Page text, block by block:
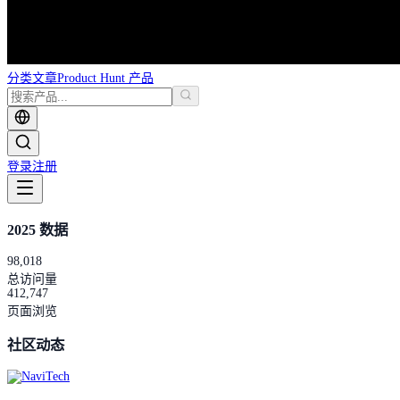
分类文章Product Hunt 产品
登录注册
2025 数据
98,018
总访问量
412,747
页面浏览
社区动态